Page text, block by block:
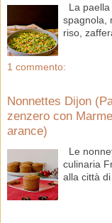
La
spagnola,
riso,
1 commento:
Nonnettes Dijon
zenzero con
arance)
Le
culinaria
alla città di